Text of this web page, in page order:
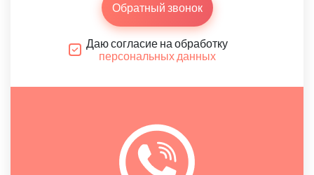
Обратный звонок
Даю согласие на обработку
персональных данных